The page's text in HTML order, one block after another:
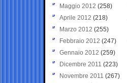
Maggio 2012 (258)
Aprile 2012 (218)
Marzo 2012 (255)
Febbraio 2012 (247)
Gennaio 2012 (259)
Dicembre 2011 (223)
Novembre 2011 (267)